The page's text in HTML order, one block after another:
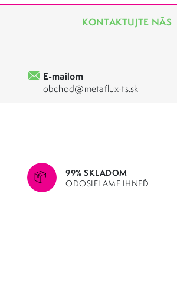
KONTAKTUJTE NÁS
E-mailom
obchod@metaflux-ts.sk
99% SKLADOM
ODOSIELAME IHNEĎ